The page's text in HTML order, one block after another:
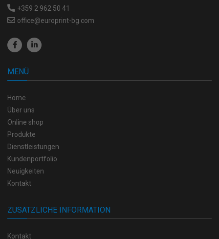
+359 2 962 50 41
office@europrint-bg.com
MENÜ
Home
Über uns
Online shop
Produkte
Dienstleistungen
Kundenportfolio
Neuigkeiten
Kontakt
ZUSÄTZLICHE INFORMATION
Kontakt